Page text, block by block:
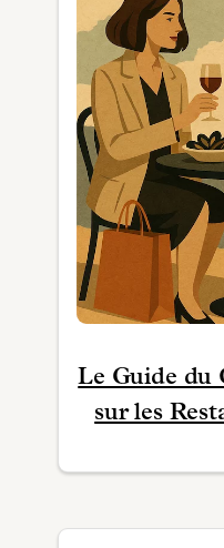
Le Guide du
sur les